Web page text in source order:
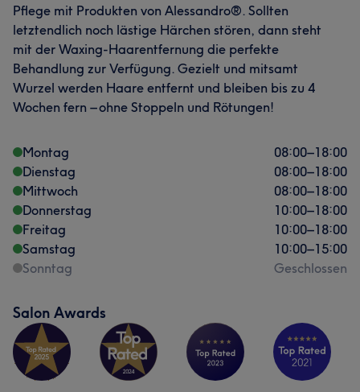
Pflege mit Produkten von Alessandro®. Sollten
letztendlich noch lästige Härchen stören, dann steht
mit der Waxing-Haarentfernung die perfekte
Behandlung zur Verfügung. Gezielt und mitsamt
Wurzel werden Haare entfernt und bleiben bis zu 4
Wochen fern – ohne Stoppeln und Rötungen!
Montag 08:00–18:00
Dienstag
08:00–18:00
Mittwoch
08:00–18:00
Donnerstag
10:00–18:00
Freitag
10:00–18:00
Samstag
10:00–15:00
Sonntag
Geschlossen
Salon Awards